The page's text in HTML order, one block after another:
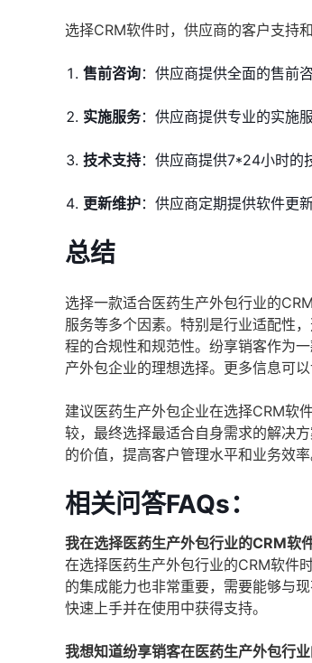
选择CRM软件时，供应商的客户支持
售前咨询：供应商提供全面的售前
实施服务：供应商提供专业的实施
技术支持：供应商提供7*24小时的
更新维护：供应商定期提供软件更
总结
选择一款适合医药生产外包行业的
服务等多个因素。特别是行业适配性
程的合规性和规范性。纷享销客作为
产外包企业的理想选择。更多信息可以
建议医药生产外包企业在选择CRM软
较，最终选择最适合自身需求的解决
的价值，提高客户管理水平和业务效率
相关问答FAQs：
我在选择医药生产外包行业的CRM软
在选择医药生产外包行业的CRM软件
的集成能力也非常重要，需要能够与
快速上手并在使用中获得支持。
我想知道纷享销客在医药生产外包行业